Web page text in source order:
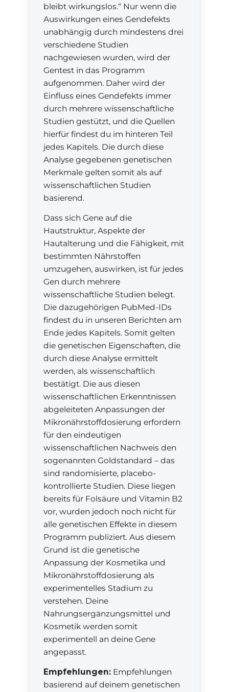
bleibt wirkungslos.“ Nur wenn die
Auswirkungen eines Gendefekts
unabhängig durch mindestens drei
verschiedene Studien
nachgewiesen wurden, wird der
Gentest in das Programm
aufgenommen. Daher wird der
Einfluss eines Gendefekts immer
durch mehrere wissenschaftliche
Studien gestützt, und die Quellen
hierfür findest du im hinteren Teil
jedes Kapitels. Die durch diese
Analyse gegebenen genetischen
Merkmale gelten somit als auf
wissenschaftlichen Studien
basierend.
Dass sich Gene auf die
Hautstruktur, Aspekte der
Hautalterung und die Fähigkeit, mit
bestimmten Nährstoffen
umzugehen, auswirken, ist für jedes
Gen durch mehrere
wissenschaftliche Studien belegt.
Die dazugehörigen PubMed-IDs
findest du in unseren Berichten am
Ende jedes Kapitels. Somit gelten
die genetischen Eigenschaften, die
durch diese Analyse ermittelt
werden, als wissenschaftlich
bestätigt. Die aus diesen
wissenschaftlichen Erkenntnissen
abgeleiteten Anpassungen der
Mikronährstoffdosierung erfordern
für den eindeutigen
wissenschaftlichen Nachweis den
sogenannten Goldstandard – das
sind randomisierte, placebo-
kontrollierte Studien. Diese liegen
bereits für Folsäure und Vitamin B2
vor, wurden jedoch noch nicht für
alle genetischen Effekte in diesem
Programm publiziert. Aus diesem
Grund ist die genetische
Anpassung der Kosmetika und
Mikronährstoffdosierung als
experimentelles Stadium zu
verstehen. Deine
Nahrungsergänzungsmittel und
Kosmetik werden somit
experimentell an deine Gene
angepasst.
Empfehlungen: Empfehlungen
basierend auf deinem genetischen